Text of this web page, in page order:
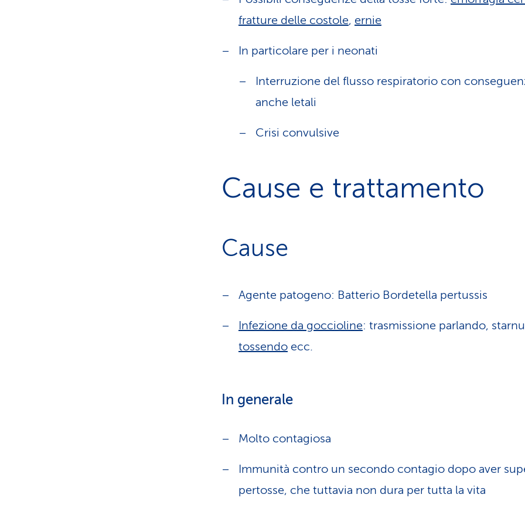
fratture delle costole, ernie
In particolare per i neonati
Interruzione del flusso respiratorio con
anche letali
Crisi convulsive
Cause e trattamento
Cause
Agente patogeno: Batterio Bordetella pertussis
Infezione da goccioline: trasmissione parlando,
tossendo ecc.
In generale
Molto contagiosa
Immunità contro un secondo contagio dopo aver
pertosse, che tuttavia non dura per tutta la vita